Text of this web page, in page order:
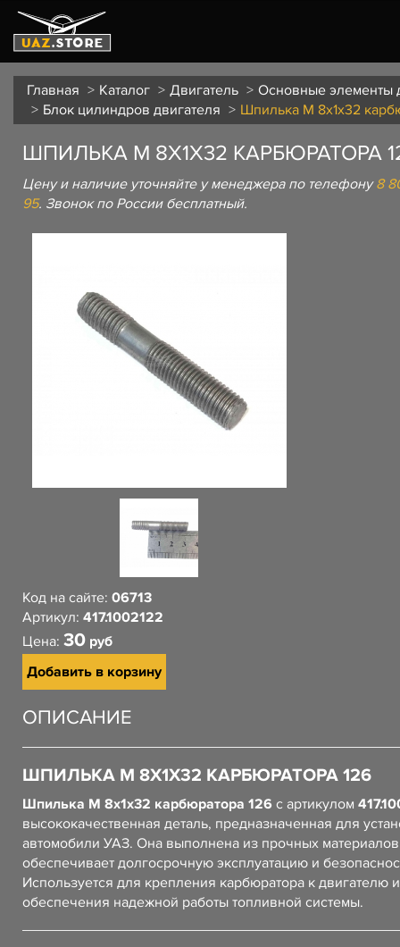
Главная Каталог Двигатель
Основные элементы
Блок цилиндров двигателя
Шпилька М 8х1х32
ШПИЛЬКА М 8Х1Х32 КАРБЮРАТОРА
Цену и наличие уточняйте у менеджера по телефону8
95. Звонок по России бесплатный.
Код на сайте: 06713
Артикул: 417.1002122
Цена: 30 руб
Добавить в корзину
ОПИСАНИЕ
ШПИЛЬКА М 8Х1Х32 КАРБЮРАТОРА 126
Шпилька М 8х1х32 карбюратора 126 с артикулом
высококачественная деталь, предназначенная для
автомобили УАЗ. Она выполнена из прочных
обеспечивает долгосрочную эксплуатацию и
Используется для крепления карбюратора к двигателю и
обеспечения надежной работы топливной системы.